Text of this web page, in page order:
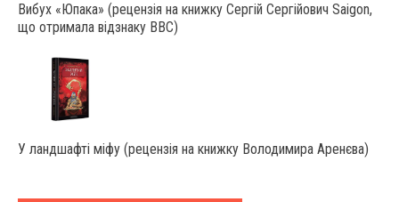
Вибух «Юпака» (рецензія на книжку Сергій Сергійович Saigon,
що отримала відзнаку ВВС)
У ландшафті міфу (рецензія на книжку Володимира Аренєва)